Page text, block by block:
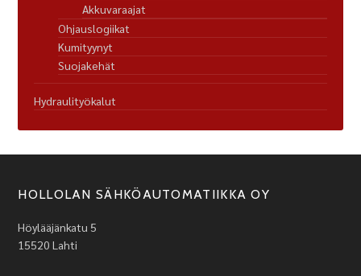
Akkuvaraajat
Ohjauslogiikat
Kumityynyt
Suojakehät
Hydraulityökalut
HOLLOLAN SÄHKÖAUTOMATIIKKA OY
Höylääjänkatu 5
15520 Lahti